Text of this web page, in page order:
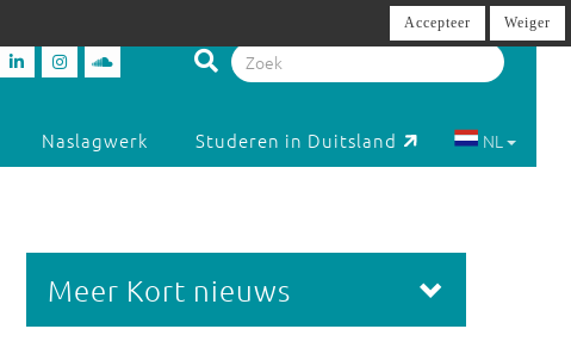
Naslagwerk Studeren in Duitsland NL
Meer Kort nieuws
Accepteer Weiger